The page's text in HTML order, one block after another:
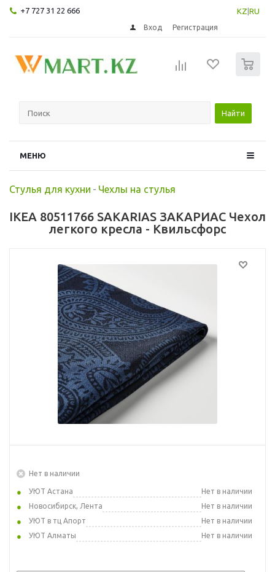
+7 727 31 22 666 KZ RU
Вход Регистрация
Найти
МЕНЮ
Стулья для кухни - Чехлы на стулья
IKEA 80511766 SAKARIAS ЗАКАРИАС Чехол
легкого кресла - Квильсфорс
Нет в наличии
УЮТ Астана
Нет в наличии
Новосибирск, Лента
Нет в наличии
УЮТ в тц Апорт
Нет в наличии
УЮТ Алматы
Нет в наличии